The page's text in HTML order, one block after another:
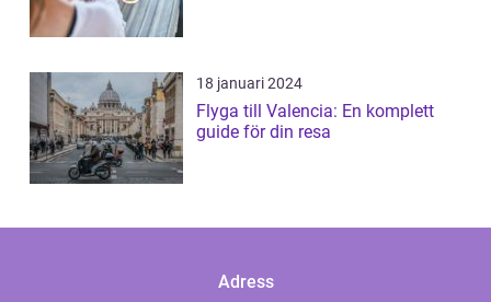
18 januari 2024
Flyga till Valencia: En komplett
guide för din resa
Adress